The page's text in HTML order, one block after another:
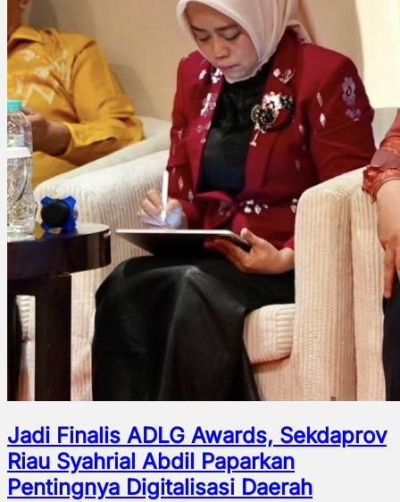
Jadi Finalis ADLG Awards, Sekdaprov
Riau Syahrial Abdil Paparkan
Pentingnya Digitalisasi Daerah